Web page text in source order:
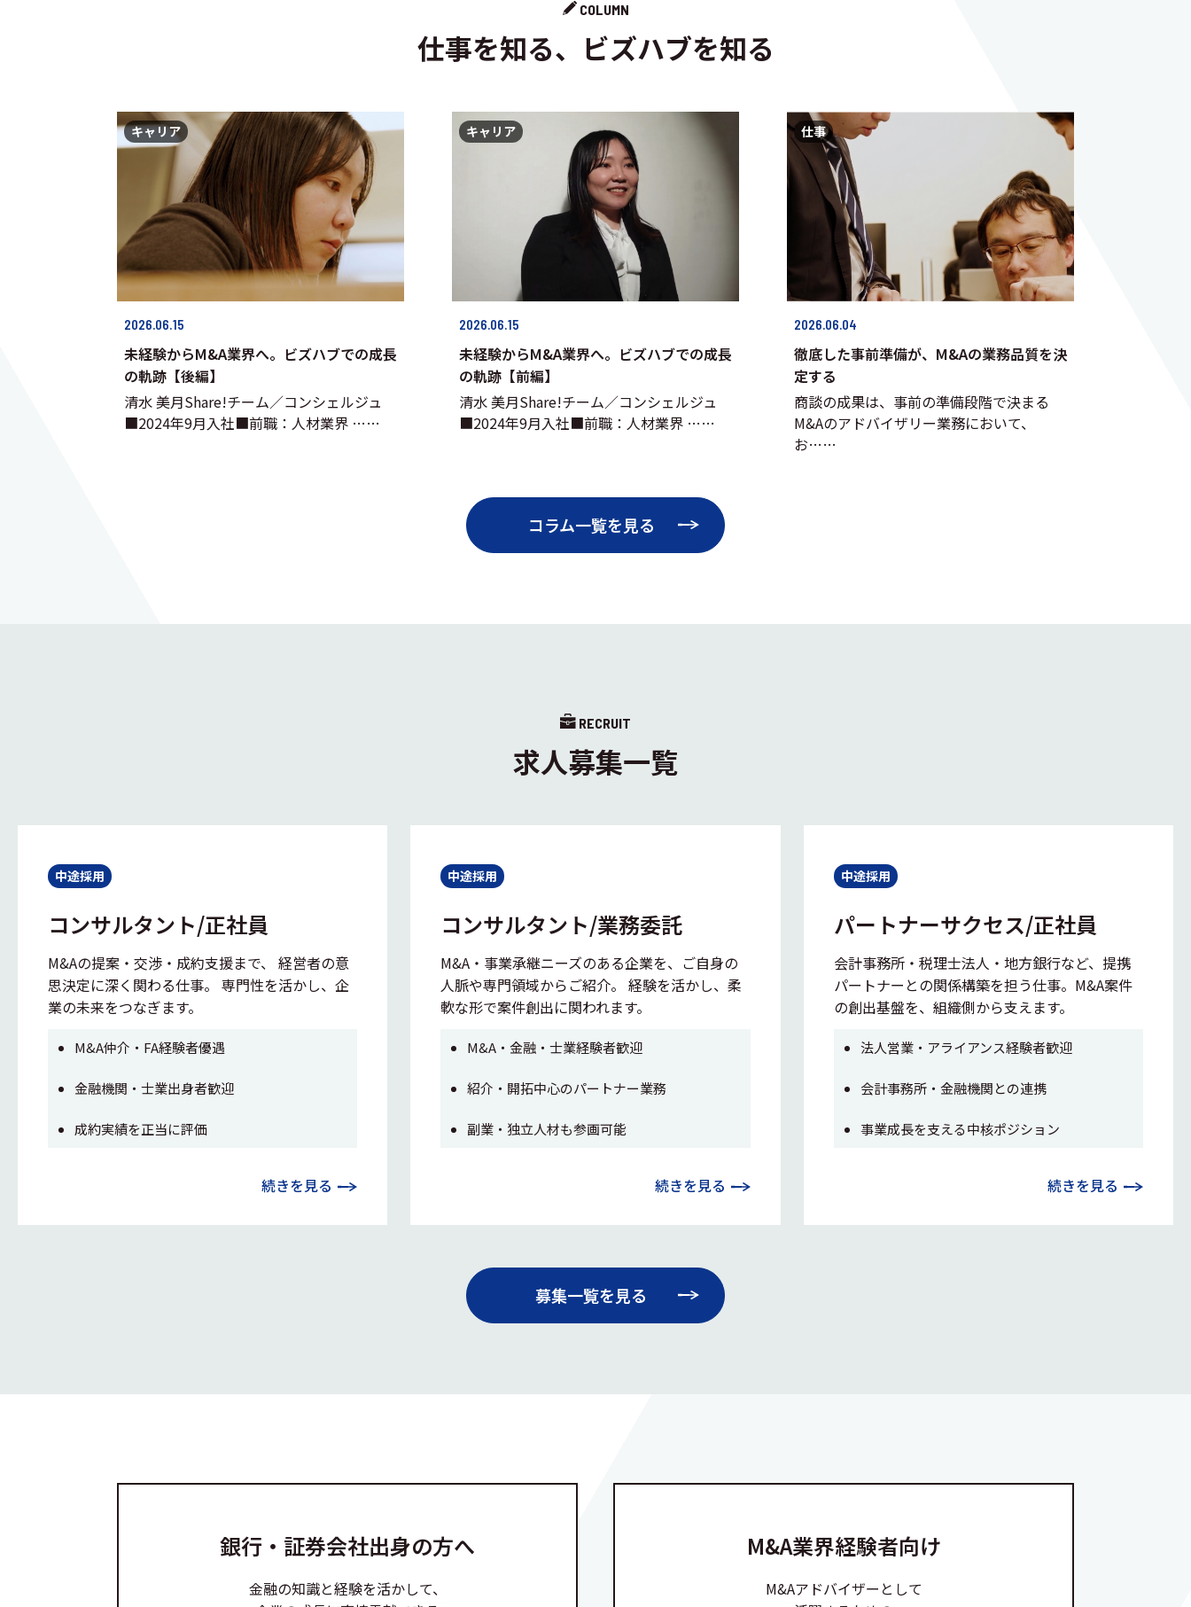
COLUMN
仕事を知る、ビズハブを知る
2026.06.15
未経験からM&A業界へ。ビズハブでの成長
の軌跡【後編】
清水 美月Share!チーム／コンシェルジュ
■2024年9月入社■前職：人材業界 ……
キャリア
2026.06.15
未経験からM&A業界へ。ビズハブでの成長
の軌跡【前編】
清水 美月Share!チーム／コンシェルジュ
■2024年9月入社■前職：人材業界 ……
キャリア
2026.06.04
徹底した事前準備が、M&Aの業務品質を決
定する
商談の成果は、事前の準備段階で決まる
M&Aのアドバイザリー業務において、
お……
仕事
コラム一覧を見る
RECRUIT
求人募集一覧
中途採用
コンサルタント/正社員
M&Aの提案・交渉・成約支援まで、 経営者の意
思決定に深く関わる仕事。 専門性を活かし、企
業の未来をつなぎます。
M&A仲介・FA経験者優遇
金融機関・士業出身者歓迎
成約実績を正当に評価
続きを見る
中途採用
コンサルタント/業務委託
M&A・事業承継ニーズのある企業を、ご自身の
人脈や専門領域からご紹介。 経験を活かし、柔
軟な形で案件創出に関われます。
M&A・金融・士業経験者歓迎
紹介・開拓中心のパートナー業務
副業・独立人材も参画可能
続きを見る
中途採用
パートナーサクセス/正社員
会計事務所・税理士法人・地方銀行など、提携
パートナーとの関係構築を担う仕事。M&A案件
の創出基盤を、組織側から支えます。
法人営業・アライアンス経験者歓迎
会計事務所・金融機関との連携
事業成長を支える中核ポジション
続きを見る
募集一覧を見る
銀行・証券会社出身の方へ
金融の知識と経験を活かして、
M&A業界経験者向け
M&Aアドバイザーとして